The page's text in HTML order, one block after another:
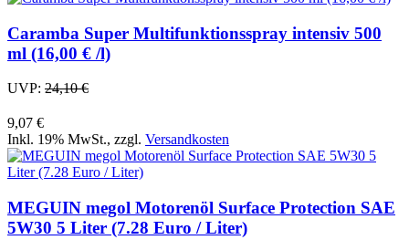
Caramba Super Multifunktionsspray intensiv 500
ml (16,00 € /l)
UVP: 24,10 €
9,07 €
Inkl. 19% MwSt., zzgl. Versandkosten
MEGUIN megol Motorenöl Surface Protection SAE
5W30 5 Liter (7.28 Euro / Liter)